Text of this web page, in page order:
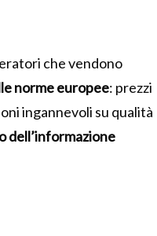
che vendono
norme europee: prezzi
ingannevoli su qualità
dell’informazione